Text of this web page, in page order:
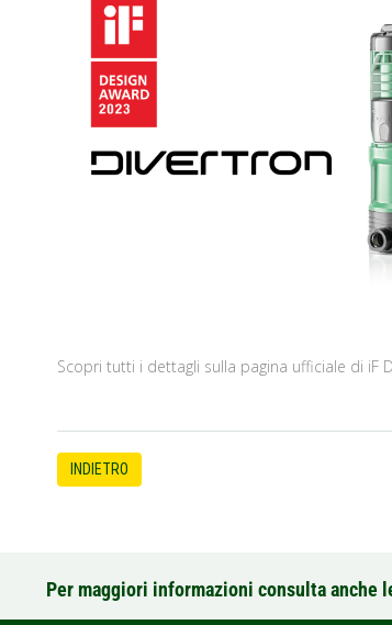
Scopri tutti i dettagli sulla pagina ufficiale di iF
INDIETRO
Per maggiori informazioni consulta anche